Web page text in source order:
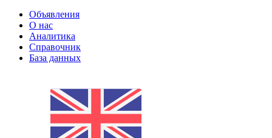
Объявления
О нас
Аналитика
Справочник
База данных